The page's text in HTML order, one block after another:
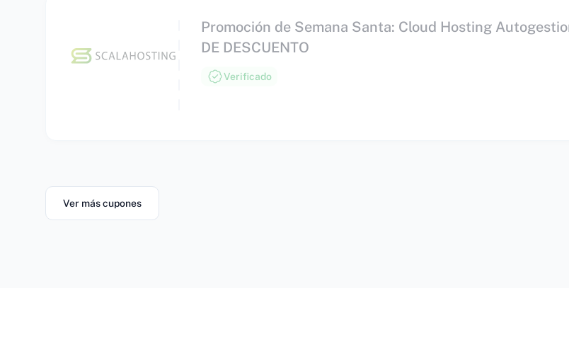
Promoción de Semana Santa: Cloud Hosting
DE DESCUENTO
Verificado
Ver más cupones